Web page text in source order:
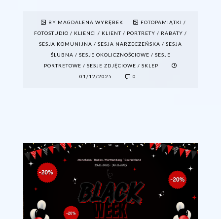
BY MAGDALENA WYRĘBEK FOTOPAMIĄTKI /
FOTOSTUDIO / KLIENCI / KLIENT / PORTRETY / RABATY /
SESJA KOMUNIJNA / SESJA NARZECZEŃSKA / SESJA
ŚLUBNA / SESJE OKOLICZNOŚCIOWE / SESJE
PORTRETOWE / SESJE ZDJĘCIOWE / SKLEP
01/12/2025
0